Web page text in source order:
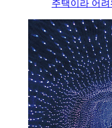
주택이라 어려